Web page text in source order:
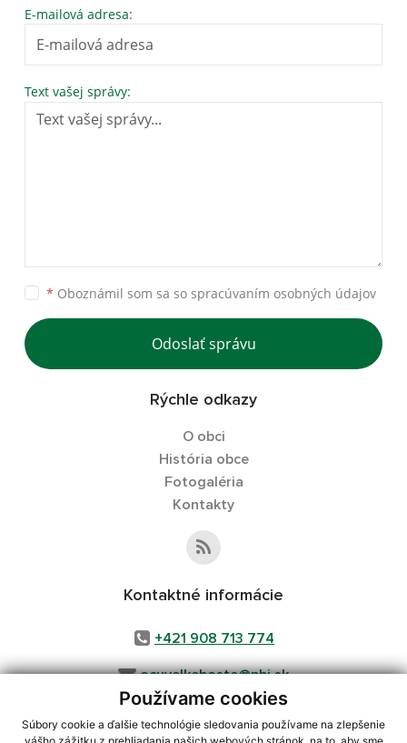
Používame cookies
Súbory cookie a ďalšie technológie sledovania používame na zlepšenie
E-mailová adresa:
Text vašej správy:
* Oboznámil som sa so spracúvaním osobných údajov
Odoslať správu
Rýchle odkazy
O obci
História obce
Fotogaléria
Kontakty
Kontaktné informácie
+421 908 713 774
ocuvelkehoste@pbi.sk